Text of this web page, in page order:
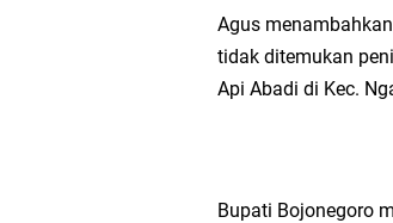
Agus
tidak ditemukan
Api Abadi di Kec.
Bupati Bojonegoro